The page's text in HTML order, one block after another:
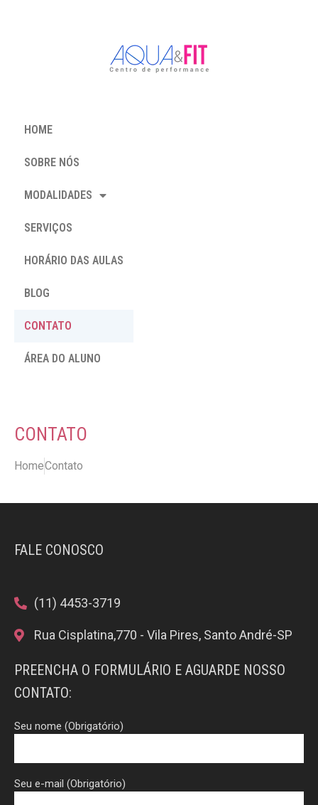
HOME
SOBRE NÓS
MODALIDADES
SERVIÇOS
HORÁRIO DAS AULAS
BLOG
CONTATO
ÁREA DO ALUNO
CONTATO
HomeContato
FALE CONOSCO
(11) 4453-3719
Rua Cisplatina,770 - Vila Pires, Santo André-SP
PREENCHA O FORMULÁRIO E AGUARDE NOSSO
CONTATO:
Seu nome (Obrigatório)
Seu e-mail (Obrigatório)